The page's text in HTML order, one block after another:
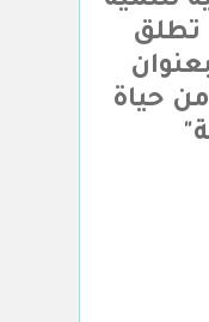
تطلق
حياة